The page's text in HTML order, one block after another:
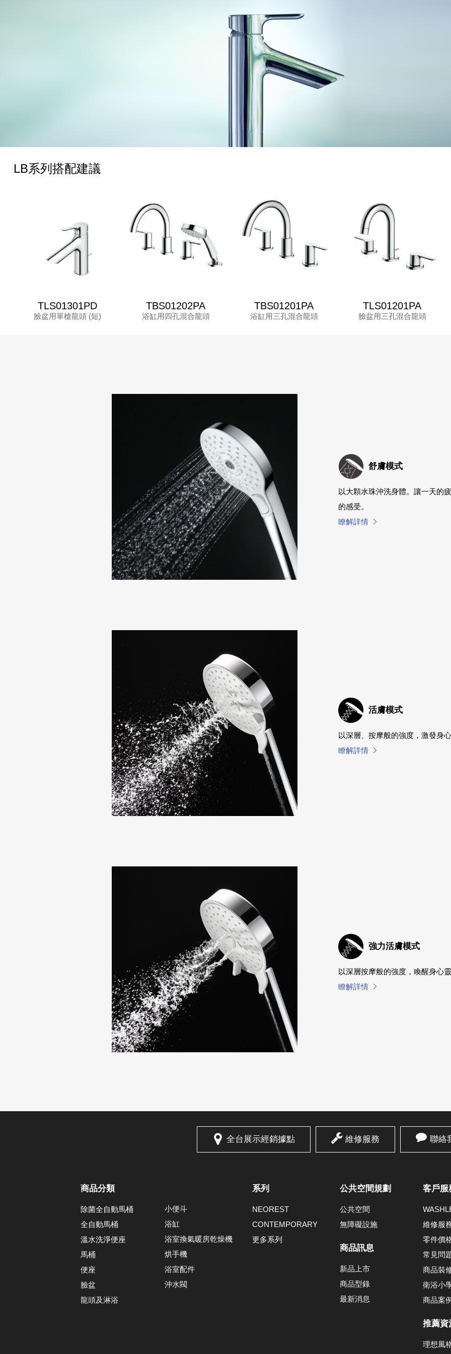
LB系列搭配建議
TLS01301PD
臉盆用單槍龍頭 (短)
TBS01202PA
浴缸用四孔混合龍頭
TBS01201PA
浴缸用三孔混合龍頭
TLS01201PA
臉盆用三孔混合龍頭
舒膚模式
以大顆水珠沖洗身體。讓一天的
的感受。
瞭解詳情
活膚模式
以深層、按摩般的強度，激發身
瞭解詳情
強力活膚模式
以深層按摩般的強度，喚醒身心
瞭解詳情
全台展示經銷據點 維修服務 聯絡
商品分類
除菌全自動馬桶
全自動馬桶
溫水洗淨便座
馬桶
便座
臉盆
龍頭及淋浴
小便斗
浴缸
浴室換氣暖房乾燥機
烘手機
浴室配件
沖水閥
系列
NEOREST
CONTEMPORARY
更多系列
公共空間規劃
公共空間
無障礙設施
商品訊息
新品上市
商品型錄
最新消息
客戶服
維修服
零件價
常見問
商品裝
衛浴小
商品案例
推薦資
理想風